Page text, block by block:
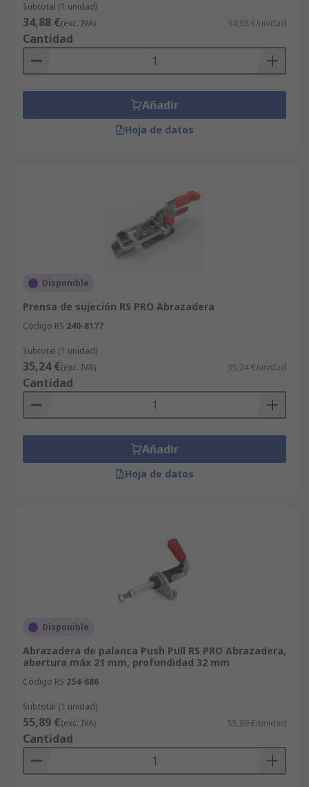
Subtotal (1 unidad)
34,88 €(exc. IVA) 34,88 €/unidad
Cantidad
Añadir
Hoja de datos
Disponible
Prensa de sujeción RS PRO Abrazadera
Código RS 240-8177
Subtotal (1 unidad)
35,24 €(exc. IVA) 35,24 €/unidad
Cantidad
Añadir
Hoja de datos
Disponible
Abrazadera de palanca Push Pull RS PRO Abrazadera,
abertura máx 21 mm, profundidad 32 mm
Código RS 254-686
Subtotal (1 unidad)
55,89 €(exc. IVA) 55,89 €/unidad
Cantidad